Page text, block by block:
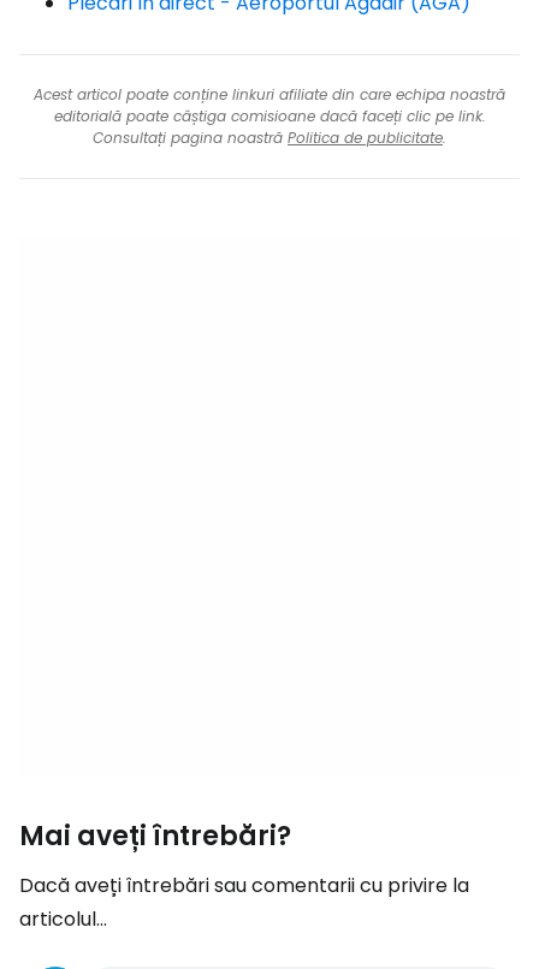
Acest articol poate conține linkuri afiliate din care echipa noastră
editorială poate câștiga comisioane dacă faceți clic pe link.
Consultați pagina noastră Politica de publicitate.
Mai aveți întrebări?
Dacă aveți întrebări sau comentarii cu privire la
articolul...